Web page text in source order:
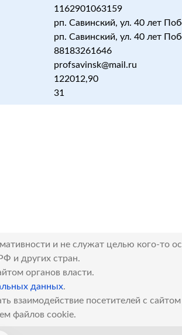
1162901063159
рп. Савинский, ул. 40 лет
рп. Савинский, ул. 40 лет
88183261646
profsavinsk@mail.ru
122012,90
31
и не служат целью кого-то
и других стран.
органов власти.
данных.
взаимодействие посетителей с
файлов cookie.